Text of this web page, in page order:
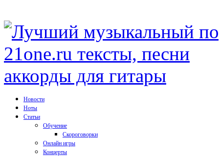
Новости
Ноты
Статьи
Обучение
Скороговорки
Онлайн игры
Концерты